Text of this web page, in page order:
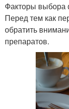
Факторы выбора
Перед тем как
обратить
препаратов.